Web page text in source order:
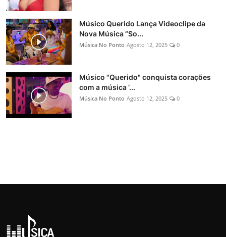
Músico Querido Lança Videoclipe da
Nova Música “So...
Música No Ponto Agosto 12, 2025 0
Músico "Querido" conquista corações
com a música ‘...
Música No Ponto Agosto 12, 2025 0